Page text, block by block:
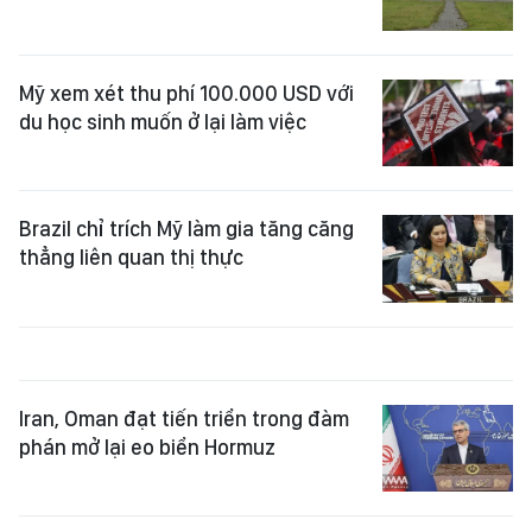
Mỹ xem xét thu phí 100.000 USD với
du học sinh muốn ở lại làm việc
Brazil chỉ trích Mỹ làm gia tăng căng
thẳng liên quan thị thực
Iran, Oman đạt tiến triển trong đàm
phán mở lại eo biển Hormuz